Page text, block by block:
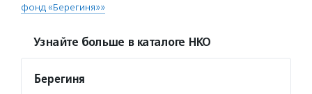
фонд «Берегиня»»
Узнайте больше в каталоге НКО
Берегиня